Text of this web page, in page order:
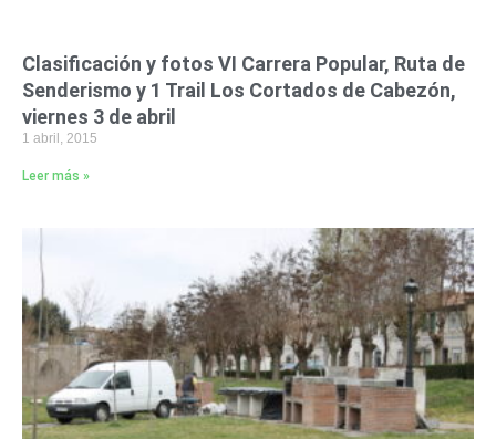
Clasificación y fotos VI Carrera Popular, Ruta de
Senderismo y 1 Trail Los Cortados de Cabezón,
viernes 3 de abril
1 abril, 2015
Leer más »